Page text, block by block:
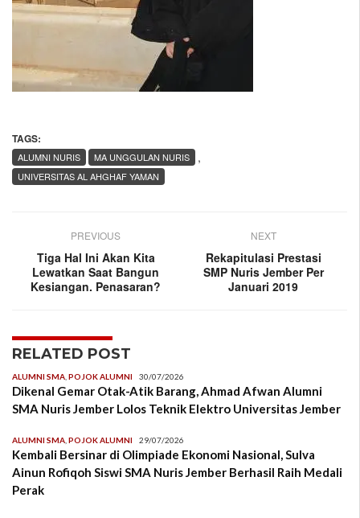
TAGS:
,
ALUMNI NURIS
MA UNGGULAN NURIS
UNIVERSITAS AL AHGHAF YAMAN
PREVIOUS
Tiga Hal Ini Akan Kita
Lewatkan Saat Bangun
Kesiangan. Penasaran?
NEXT
Rekapitulasi Prestasi
SMP Nuris Jember Per
Januari 2019
RELATED POST
ALUMNI SMA POJOK ALUMNI 30/07/2026
Dikenal Gemar Otak-Atik Barang, Ahmad Afwan Alumni
SMA Nuris Jember Lolos Teknik Elektro Universitas Jember
ALUMNI SMA POJOK ALUMNI 29/07/2026
Kembali Bersinar di Olimpiade Ekonomi Nasional, Sulva
Ainun Rofiqoh Siswi SMA Nuris Jember Berhasil Raih Medali
Perak